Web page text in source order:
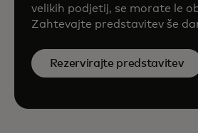
velikih podjetij, se morate le
Zahtevajte predstavitev še
Rezervirajte predstavitev